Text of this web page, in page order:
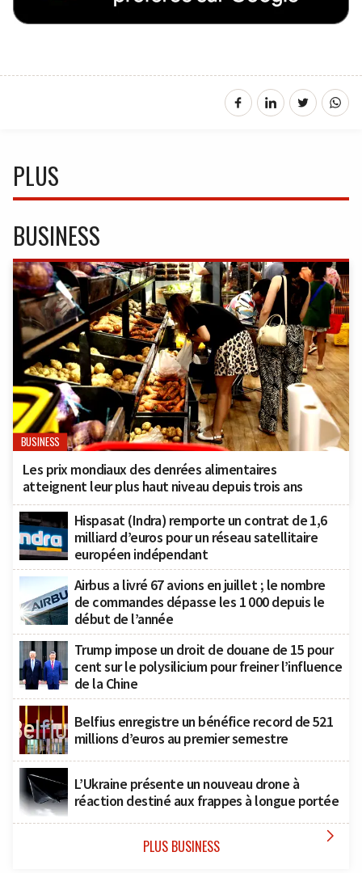
PLUS
BUSINESS
BUSINESS
Les prix mondiaux des denrées alimentaires
atteignent leur plus haut niveau depuis trois ans
Hispasat (Indra) remporte un contrat de 1,6
milliard d’euros pour un réseau satellitaire
européen indépendant
Airbus a livré 67 avions en juillet ; le nombre
de commandes dépasse les 1 000 depuis le
début de l’année
Trump impose un droit de douane de 15 pour
cent sur le polysilicium pour freiner l’influence
de la Chine
Belfius enregistre un bénéfice record de 521
millions d’euros au premier semestre
L’Ukraine présente un nouveau drone à
réaction destiné aux frappes à longue portée
PLUS BUSINESS 